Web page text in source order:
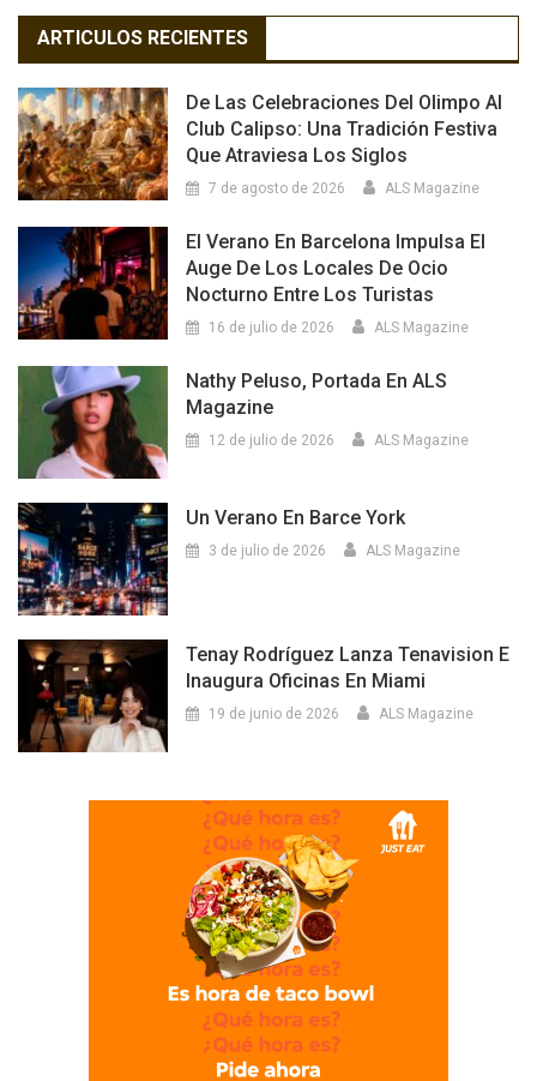
ARTICULOS RECIENTES
De Las Celebraciones Del Olimpo Al
Club Calipso: Una Tradición Festiva
Que Atraviesa Los Siglos
7 de agosto de 2026 ALS Magazine
El Verano En Barcelona Impulsa El
Auge De Los Locales De Ocio
Nocturno Entre Los Turistas
16 de julio de 2026 ALS Magazine
Nathy Peluso, Portada En ALS
Magazine
12 de julio de 2026 ALS Magazine
Un Verano En Barce York
3 de julio de 2026 ALS Magazine
Tenay Rodríguez Lanza Tenavision E
Inaugura Oficinas En Miami
19 de junio de 2026 ALS Magazine